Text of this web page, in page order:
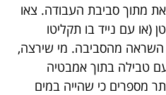
מתוך סביבת העבודה. צאו
(או עם נייד בו תקליטו
השראה מהסביבה. מי שירצה,
טבילה בתוך אמבטיה
מספרים כי שהייה במים